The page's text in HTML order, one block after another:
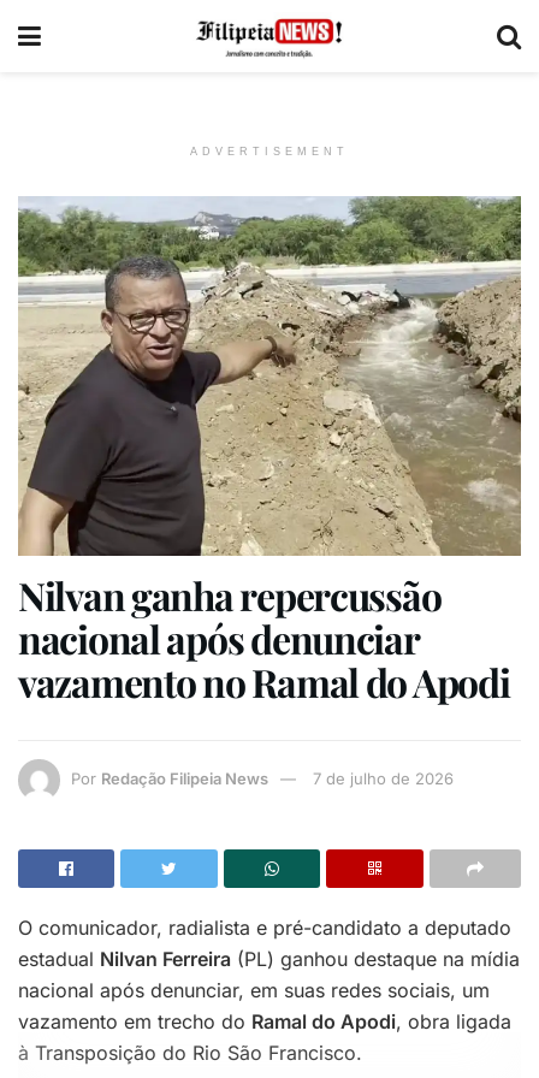
ADVERTISEMENT
Nilvan ganha repercussão
nacional após denunciar
vazamento no Ramal do Apodi
Por Redação Filipeia News 7 de julho de 2026
O comunicador, radialista e pré-candidato a deputado
estadual Nilvan Ferreira (PL) ganhou destaque na mídia
nacional após denunciar, em suas redes sociais, um
vazamento em trecho do Ramal do Apodi, obra ligada
à Transposição do Rio São Francisco.